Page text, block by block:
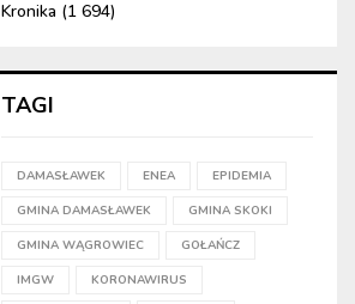
Kronika (1 694)
TAGI
DAMASŁAWEK ENEA EPIDEMIA
GMINA DAMASŁAWEK GMINA SKOKI
GMINA WĄGROWIEC GOŁAŃCZ
IMGW KORONAWIRUS